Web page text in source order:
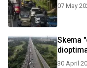
07 May
Skema
30 April